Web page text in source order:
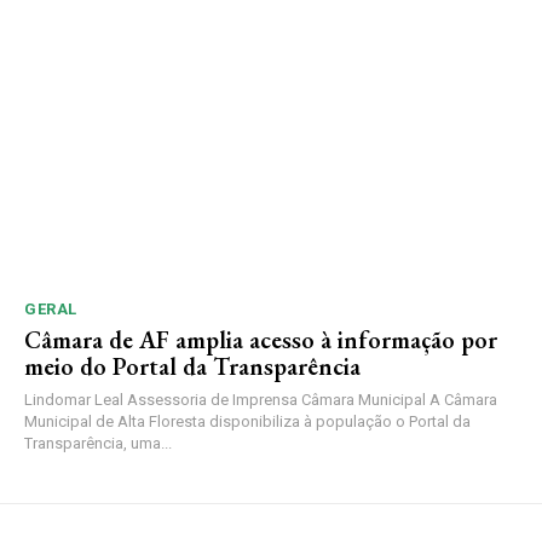
GERAL
Câmara de AF amplia acesso à informação por
meio do Portal da Transparência
Lindomar Leal Assessoria de Imprensa Câmara Municipal A Câmara
Municipal de Alta Floresta disponibiliza à população o Portal da
Transparência, uma...